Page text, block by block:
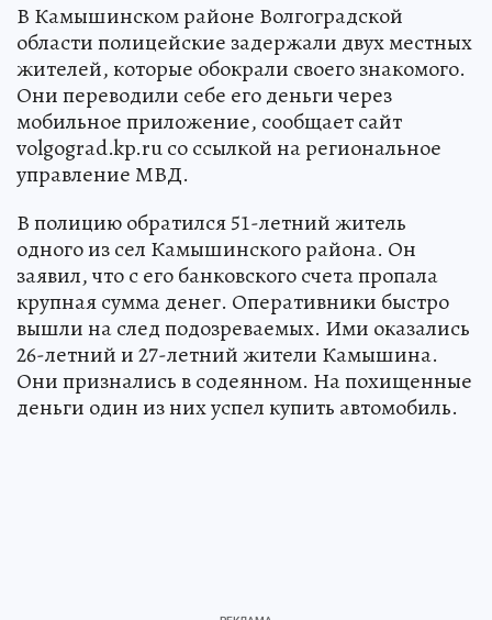
В Камышинском районе Волгоградской
области полицейские задержали двух местных
жителей, которые обокрали своего знакомого.
Они переводили себе его деньги через
мобильное приложение, сообщает сайт
volgograd.kp.ru со ссылкой на региональное
управление МВД.
В полицию обратился 51-летний житель
одного из сел Камышинского района. Он
заявил, что с его банковского счета пропала
крупная сумма денег. Оперативники быстро
вышли на след подозреваемых. Ими оказались
26-летний и 27-летний жители Камышина.
Они признались в содеянном. На похищенные
деньги один из них успел купить автомобиль.